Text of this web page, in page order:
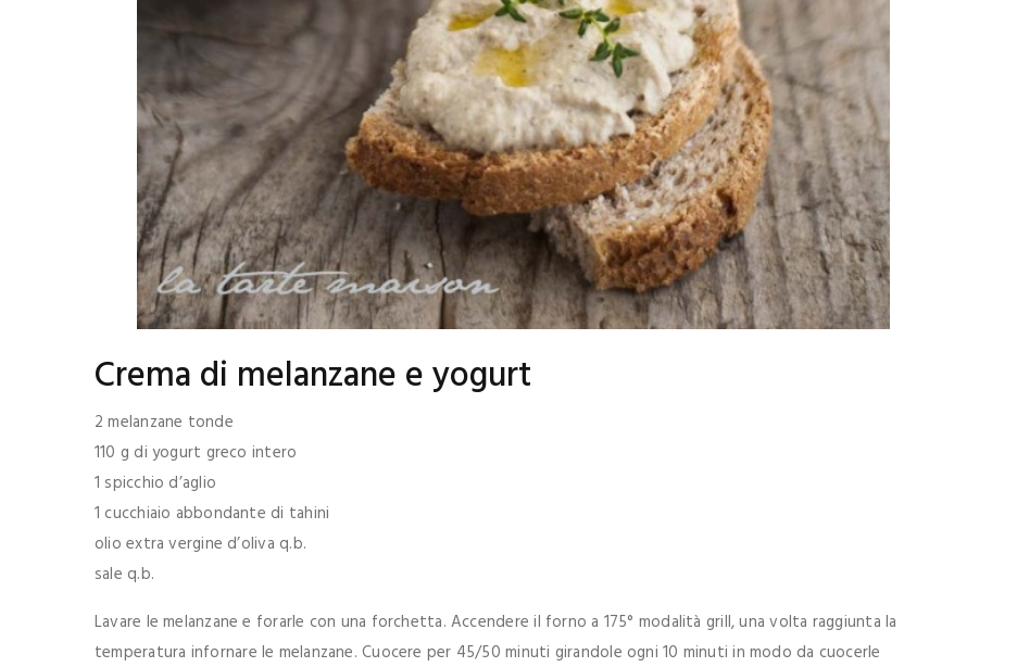
Crema di melanzane e yogurt
2 melanzane tonde
110 g di yogurt greco intero
1 spicchio d’aglio
1 cucchiaio abbondante di tahini
olio extra vergine d’oliva q.b.
sale q.b.
Lavare le melanzane e forarle con una forchetta. Accendere il forno a 175° modalità grill, una volta raggiunta la
temperatura infornare le melanzane. Cuocere per 45/50 minuti girandole ogni 10 minuti in modo da cuocerle